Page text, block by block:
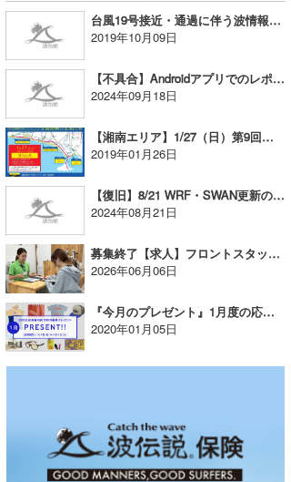
台風19号接近・通過に伴う波情報・動画配信・カスタマーサポートについて
2019年10月09日
【不具合】Androidアプリでのレポ動画の再生について
2024年09月18日
【湘南エリア】1/27（日）第9回湘南藤沢市民マラソン2019開催のため交通規制
2019年01月26日
【復旧】8/21 WRF・SWAN更新のお知らせとお詫び
2024年08月21日
募集終了【求人】フロントスタッフ募集『ワールドウィング湘南』
2026年06月06日
『今月のプレゼント』1月度の応募開始！
2020年01月05日
wanda
予報士 hiro.
banpaku
Mr.K
chappy
Romisea